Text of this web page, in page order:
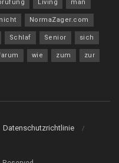
Living man
nicht NormaZager.com
Schlaf Senior sich
wie zum zur
Datenschutzrichtlinie